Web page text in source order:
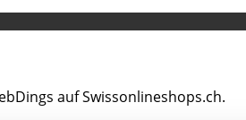
auf Swissonlineshops.ch.